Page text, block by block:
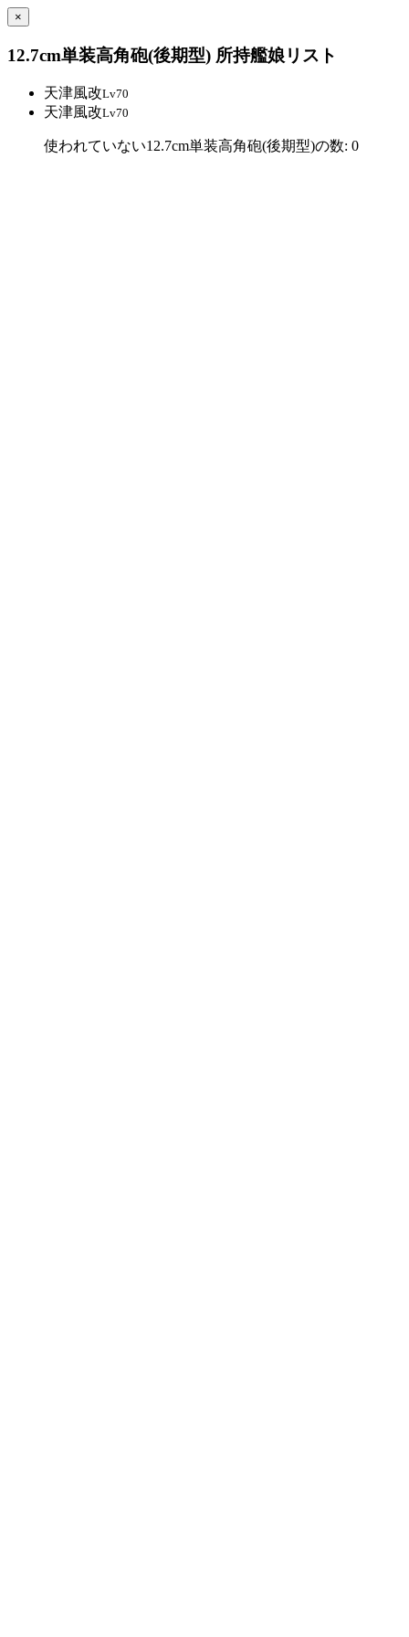
×
12.7cm単装高角砲(後期型) 所持艦娘リスト
天津風改Lv70
天津風改Lv70
使われていない12.7cm単装高角砲(後期型)の数: 0